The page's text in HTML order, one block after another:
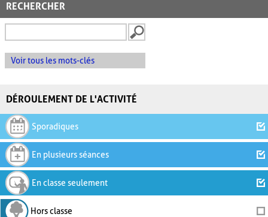
RECHERCHER
Voir tous les mots-clés
DÉROULEMENT DE L'ACTIVITÉ
Sporadiques
En plusieurs séances
En classe seulement
Hors classe